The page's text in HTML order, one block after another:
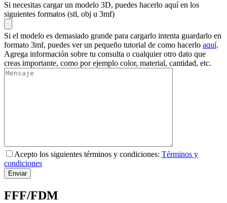
Si necesitas cargar un modelo 3D, puedes hacerlo aquí en los
siguientes formatos (stl, obj u 3mf)
Si el modelo es demasiado grande para cargarlo intenta guardarlo en
formato 3mf, puedes ver un pequeño tutorial de como hacerlo aquí.
Agrega información sobre tu consulta o cualquier otro dato que
creas importante, como por ejemplo color, material, cantidad, etc.
Acepto los siguientes términos y condiciones: Términos y
condiciones
FFF/FDM